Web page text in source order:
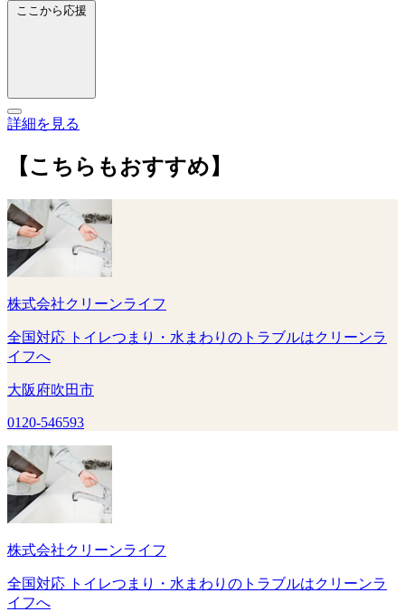
ここから応援
詳細を見る
【こちらもおすすめ】
株式会社クリーンライフ
全国対応 トイレつまり・水まわりのトラブルはクリーンラ
イフへ
大阪府吹田市
0120-546593
株式会社クリーンライフ
全国対応 トイレつまり・水まわりのトラブルはクリーンラ
イフへ